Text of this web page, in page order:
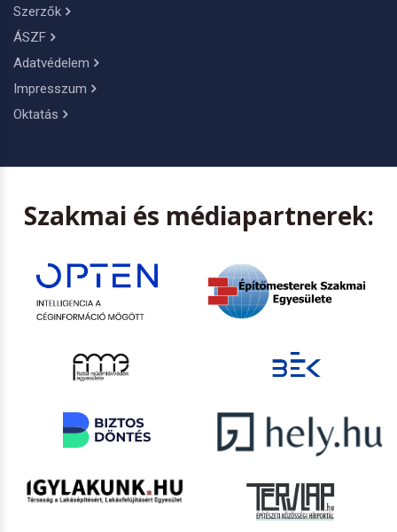
Szerzők
ÁSZF
Adatvédelem
Impresszum
Oktatás
Szakmai és médiapartnerek: